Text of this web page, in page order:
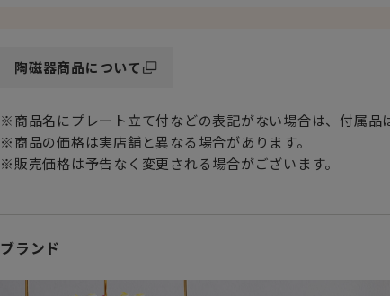
陶磁器商品について
※商品名にプレート立て付などの表記がない場合は、付属品
※商品の価格は実店舗と異なる場合があります。
※販売価格は予告なく変更される場合がございます。
ブランド